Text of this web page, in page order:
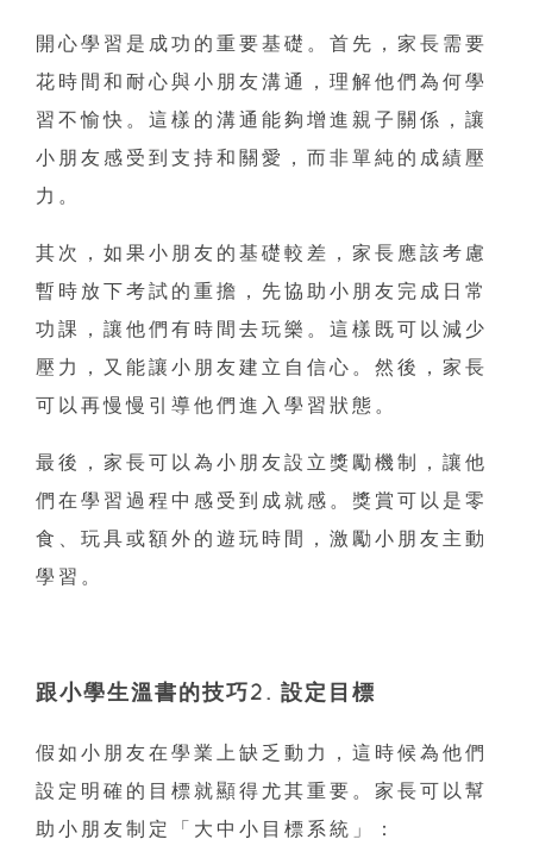
開心學習是成功的重要基礎。首先，家長需要
花時間和耐心與小朋友溝通，理解他們為何學
習不愉快。這樣的溝通能夠增進親子關係，讓
小朋友感受到支持和關愛，而非單純的成績壓
力。
其次，如果小朋友的基礎較差，家長應該考慮
暫時放下考試的重擔，先協助小朋友完成日常
功課，讓他們有時間去玩樂。這樣既可以減少
壓力，又能讓小朋友建立自信心。然後，家長
可以再慢慢引導他們進入學習狀態。
最後，家長可以為小朋友設立獎勵機制，讓他
們在學習過程中感受到成就感。獎賞可以是零
食、玩具或額外的遊玩時間，激勵小朋友主動
學習。
跟小學生溫書的技巧2. 設定目標
假如小朋友在學業上缺乏動力，這時候為他們
設定明確的目標就顯得尤其重要。家長可以幫
助小朋友制定「大中小目標系統」：